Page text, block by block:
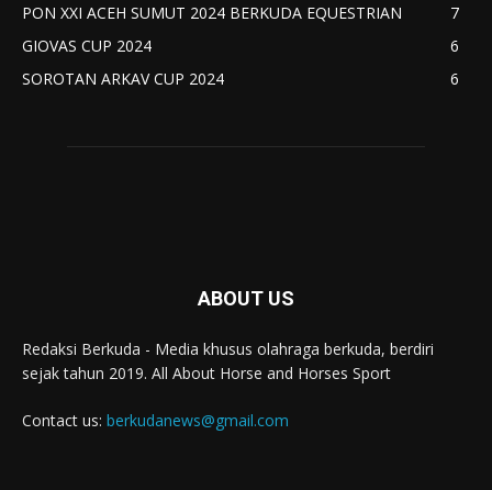
PON XXI ACEH SUMUT 2024 BERKUDA EQUESTRIAN
7
GIOVAS CUP 2024
6
SOROTAN ARKAV CUP 2024
6
ABOUT US
Redaksi Berkuda - Media khusus olahraga berkuda, berdiri
sejak tahun 2019. All About Horse and Horses Sport
Contact us: berkudanews@gmail.com